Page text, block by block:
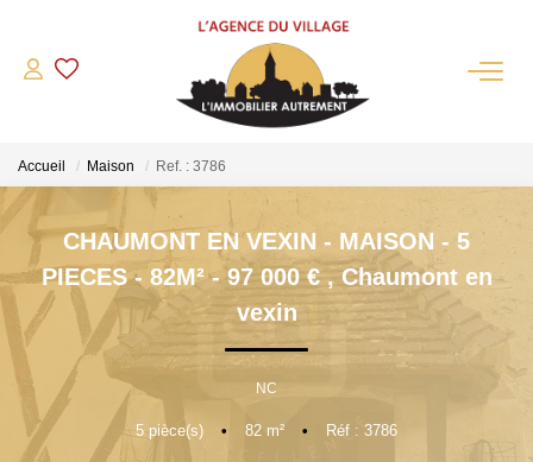
QUI SOMMES-NOUS?
Notre Équipe
Nous Rejoindre
Nos Partenaires
NOS ACTUALITÉS
ACHETER
Accueil Maison Ref. : 3786
CHAUMONT EN VEXIN - MAISON - 5
PIECES - 82M² - 97 000 €,Chaumont en
vexin
NC
5 pièce(s) • 82 m² • Réf : 3786